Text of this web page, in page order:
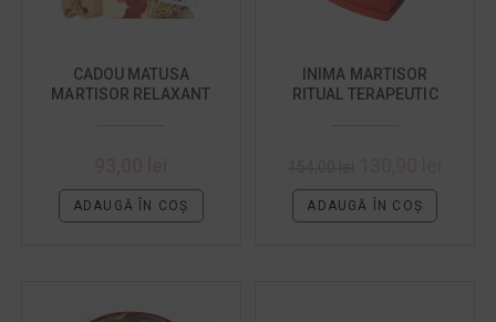
CADOU MATUSA
MARTISOR RELAXANT
ADAUGĂ ÎN COȘ
INIMA MARTISOR
RITUAL TERAPEUTIC
ADAUGĂ ÎN COȘ